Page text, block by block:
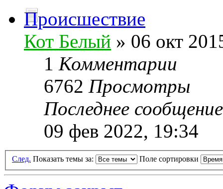
Происшествие
Кот Белый » 06 окт
1 Комментарии
6762 Просмотры
Последнее
09 фев 2022, 19:34
След. Показать темы за: Поле сортировки